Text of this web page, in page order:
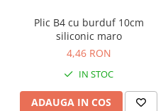
Plic B4 cu burduf 10cm
siliconic maro
4,46 RON
IN STOC
ADAUGA IN COS